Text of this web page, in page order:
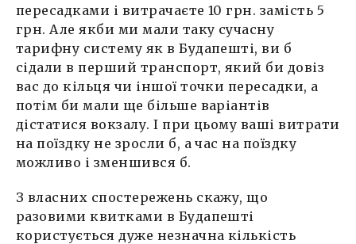
пересадками і витрачаєте 10 грн. замість 5
грн. Але якби ми мали таку сучасну
тарифну систему як в Будапешті, ви б
сідали в перший транспорт, який би довіз
вас до кільця чи іншої точки пересадки, а
потім би мали ще більше варіантів
дістатися вокзалу. І при цьому ваші витрати
на поїздку не зросли б, а час на поїздку
можливо і зменшився б.
З власних спостережень скажу, що
разовими квитками в Будапешті
користується дуже незначна кількість